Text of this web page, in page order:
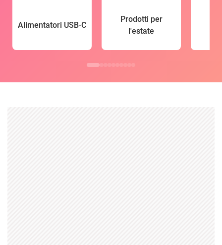
Alimentatori USB-C
Prodotti per
l'estate